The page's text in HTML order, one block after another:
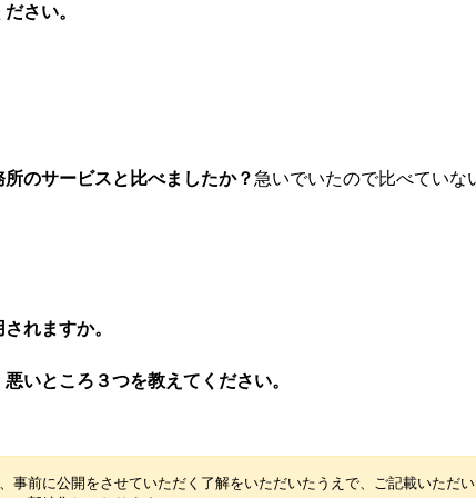
さい。
のサービスと比べましたか？急いでいたので比べていな
れますか。
いところ３つを教えてください。
前に公開をさせていただく了解をいただいたうえで、ご記載いただい